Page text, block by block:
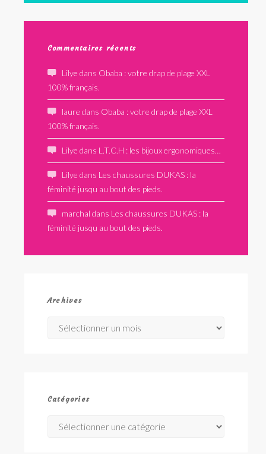
Commentaires récents
Lilye dans Obaba : votre drap de plage XXL
100% français.
laure dans Obaba : votre drap de plage XXL
100% français.
Lilye dans L.T.C.H : les bijoux ergonomiques…
Lilye dans Les chaussures DUKAS : la
féminité jusqu au bout des pieds.
marchal dans Les chaussures DUKAS : la
féminité jusqu au bout des pieds.
Archives
Catégories